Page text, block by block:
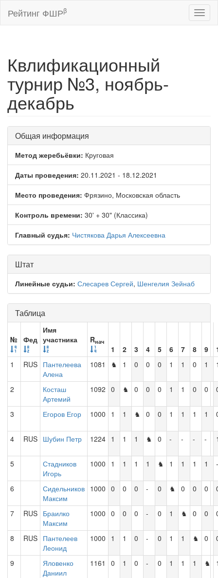
Рейтинг ФШРβ
Квлификационный
турнир №3, ноябрь-
декабрь
Общая информация
Метод жеребьёвки: Круговая
Даты проведения: 20.11.2021 - 18.12.2021
Место проведения: Фрязино, Московская область
Контроль времени: 30' + 30" (Классика)
Главный судья: Чистякова Дарья Алексеевна
Штат
Линейные судьи: Слесарев Сергей, Шенгелия Зейнаб
Таблица
№ Фед
Имя
участника
Rнач
1 2 3 4 5 6 7 8 9
1
RUS Пантелеева
Алена
1081 ♞ 1 0 0 0 1 1 0 1
2
Косташ
Артемий
1092 0 ♞ 0 0 0 1 1 0 0
3 Егоров Егор 1000 1 1 ♞ 0 0 1 1 1 1
4 RUS Шубин Петр 1224 1 1 1 ♞ 0 - - - -
5
Стадников
Игорь
1000 1 1 1 1 ♞ 1 1 1 1 -
6
Сидельников
Максим
1000 0 0 0 - 0 ♞ 0 0 0
7 RUS Браилко
Максим
1000 0 0 0 - 0 1 ♞ 0 0
8 RUS Пантелеев
Леонид
1000 1 1 0 - 0 1 1 ♞ 0
9
Яловенко
Даниил
1161 0 1 0 - 0 1 1 1 ♞